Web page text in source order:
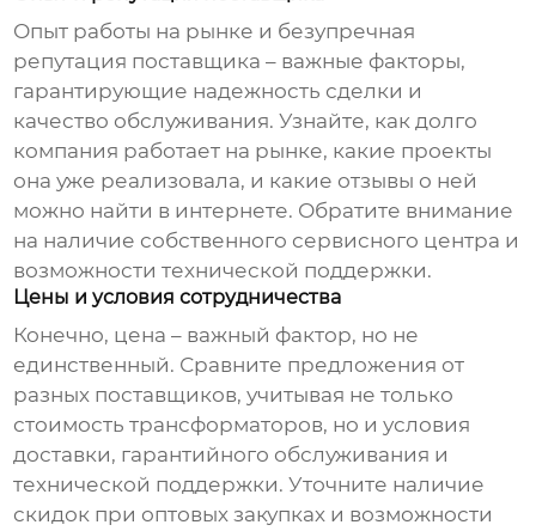
Опыт работы на рынке и безупречная
репутация поставщика – важные факторы,
гарантирующие надежность сделки и
качество обслуживания. Узнайте, как долго
компания работает на рынке, какие проекты
она уже реализовала, и какие отзывы о ней
можно найти в интернете. Обратите внимание
на наличие собственного сервисного центра и
возможности технической поддержки.
Цены и условия сотрудничества
Конечно, цена – важный фактор, но не
единственный. Сравните предложения от
разных поставщиков, учитывая не только
стоимость трансформаторов, но и условия
доставки, гарантийного обслуживания и
технической поддержки. Уточните наличие
скидок при оптовых закупках и возможности